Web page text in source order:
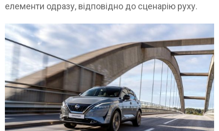
елементи одразу, відповідно до сценарію руху.